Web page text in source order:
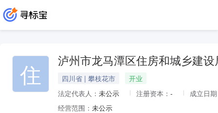
住 泸州市龙马潭区住房和城乡建设
四川省 | 攀枝花市
开业
法定代表人： 未公示 注册资本： -
成立日
经营范围： 未公示